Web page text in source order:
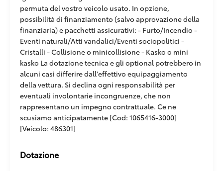
permuta del vostro veicolo usato. In opzione,
possibilità di finanziamento (salvo approvazione della
finanziaria) e pacchetti assicurativi: - Furto/Incendio -
Eventi naturali/Atti vandalici/Eventi sociopolitici -
Cristalli - Collisione o minicollisione - Kasko o mini
kasko La dotazione tecnica e gli optional potrebbero in
alcuni casi differire dall'effettivo equipaggiamento
della vettura. Si declina ogni responsabilità per
eventuali involontarie incongruenze, che non
rappresentano un impegno contrattuale. Ce ne
scusiamo anticipatamente [Cod: 1065416-3000]
[Veicolo: 486301]
Dotazione